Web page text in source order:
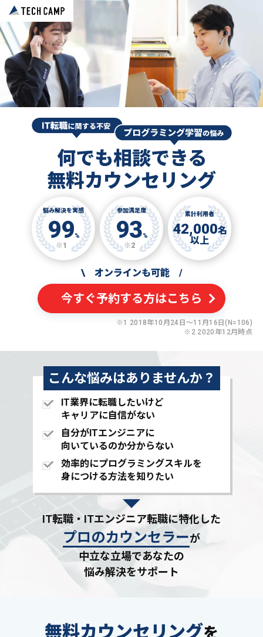
何でも相談できる
無料カウンセリング
悩み解決を実感
99%
※1
参加満足度
93%
※2
累計利用者
42,000名
以上
\ オンラインも可能 /
今すぐ予約する方はこちら
※1 2018年10月24日〜11月16日(N=106)
※2 2020年12月時点
こんな悩みはありませんか？
IT業界に転職したいけど
キャリアに自信がない
自分がITエンジニアに
向いているのか分からない
効率的にプログラミングスキルを
身につける方法を知りたい
IT転職・ITエンジニア転職に特化した
プロのカウンセラーが
中立な立場であなたの
悩み解決をサポート
無料カウンセリングを